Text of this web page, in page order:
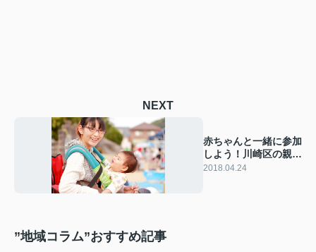
NEXT
赤ちゃんと一緒に参加
しよう！川崎区の親子
イベント
2018.04.24
”地域コラム”おすすめ記事